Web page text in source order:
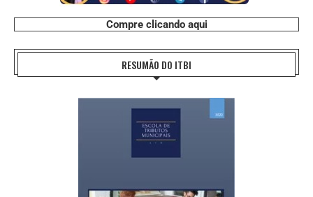
Compre clicando aqui
RESUMÃO DO ITBI